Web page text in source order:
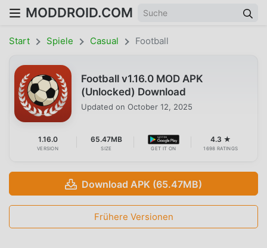
MODDROID.COM
Start Spiele Casual Football
Football v1.16.0 MOD APK
(Unlocked) Download
Updated on October 12, 2025
1.16.0
VERSION
65.47MB
SIZE GET IT ON
4.3 ★
1698 RATINGS
Download APK (65.47MB)
Frühere Versionen